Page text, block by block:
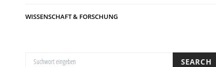
WISSENSCHAFT & FORSCHUNG
SUCHE NACH: SEARCH